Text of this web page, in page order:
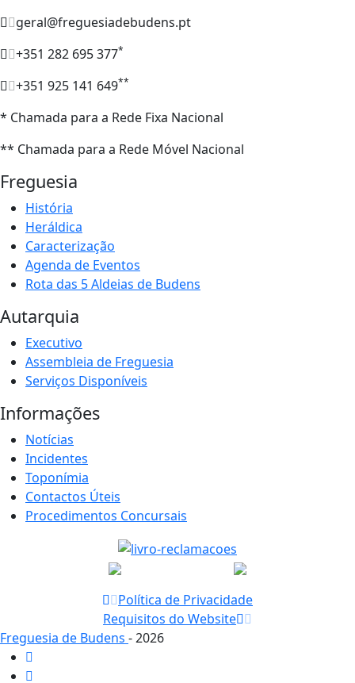
geral@freguesiadebudens.pt
+351 282 695 377*
+351 925 141 649**
* Chamada para a Rede Fixa Nacional
** Chamada para a Rede Móvel Nacional
Freguesia
História
Heráldica
Caracterização
Agenda de Eventos
Rota das 5 Aldeias de Budens
Autarquia
Executivo
Assembleia de Freguesia
Serviços Disponíveis
Informações
Notícias
Incidentes
Toponímia
Contactos Úteis
Procedimentos Concursais
Política de Privacidade
Requisitos do Website
Freguesia de Budens - 2026